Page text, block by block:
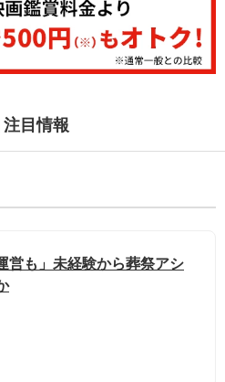
注目情報
営も」未経験から葬祭アシ